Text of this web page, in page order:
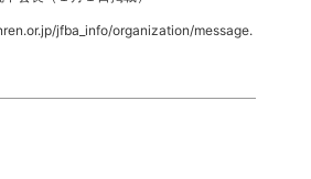
jfba_info/organization/message.